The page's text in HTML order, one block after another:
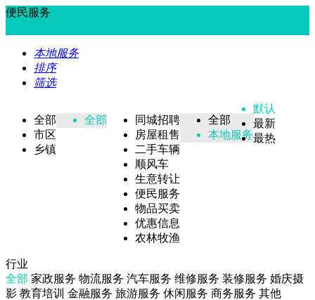
便民服务
本地服务
排序
筛选
全部
市区
乡镇
全部
同城招聘
房屋租售
二手车辆
顺风车
生意转让
便民服务
物品买卖
优惠信息
农林牧渔
全部
本地服务
默认
最新
最热
行业
全部 家政服务 物流服务 汽车服务 维修服务 装修服务 婚庆摄
影 教育培训 金融服务 旅游服务 休闲服务 商务服务 其他